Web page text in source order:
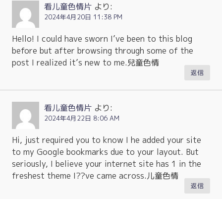
看儿童色情片 より:
2024年4月20日 11:38 PM
Hello! I could have sworn I’ve been to this blog
before but after browsing through some of the
post I realized it’s new to me.兒童色情
返信
看儿童色情片 より:
2024年4月22日 8:06 AM
Hi, just required you to know I he added your site
to my Google bookmarks due to your layout. But
seriously, I believe your internet site has 1 in the
freshest theme I??ve came across.儿童色情
返信